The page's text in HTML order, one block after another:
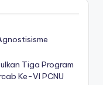
Tiga Program
Ke-VI PCNU